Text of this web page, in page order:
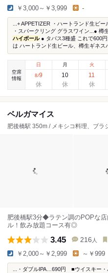
￥3,000～￥3,999 -
...+ APPETIZER ・ハートランド生ビー
・スパークリング グラスワイン...●
ハイボール● タパス3種盛 これで600
は ハートランド生ビール、樽生ギネス
空席
情報
日
8/9
月
10
火
11
ベルガマイス
肥後橋駅 350m / メキシコ料理、ブラ
肥後橋駅3分◆ラテン調のPOPな
ル！飲み放題コース有◎
3.45 216 人
￥2,000～￥2,999 ～￥999
...・ダブルIPA…690円 ■ウイスキー